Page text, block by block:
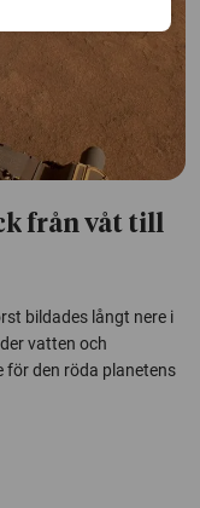
från våt till
bildades långt nere i
vatten och
för den röda planetens